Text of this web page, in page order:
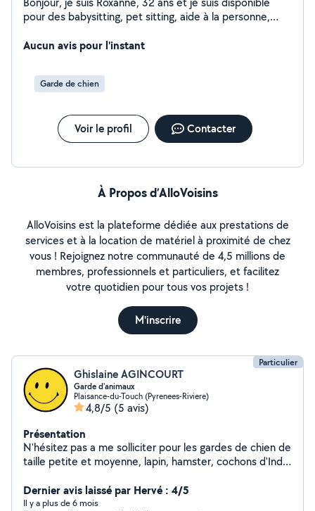
pour des babysitting, pet sitting, aide à la personne,
Aucun avis pour l'instant
Garde de chien
Voir le profil Contacter
À Propos d’AlloVoisins
AlloVoisins est la plateforme dédiée aux prestations de
services et à la location de matériel à proximité de chez
vous ! Rejoignez notre communauté de 4,5 millions de
membres, professionnels et particuliers, et facilitez
votre quotidien pour tous vos projets !
M'inscrire
Particulier
Ghislaine AGINCOURT
Garde d'animaux
Plaisance-du-Touch (Pyrenees-Riviere)
4,8/5 (5 avis)
Présentation
N'hésitez pas a me solliciter pour les gardes de chien de
taille petite et moyenne, lapin, hamster, cochons d'Inde
Dernier avis laissé par Hervé : 4/5
Il y a plus de 6 mois